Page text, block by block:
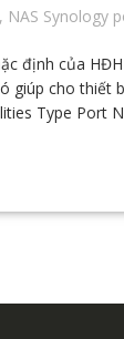
, NAS Synology
định của
giúp cho
Type Port